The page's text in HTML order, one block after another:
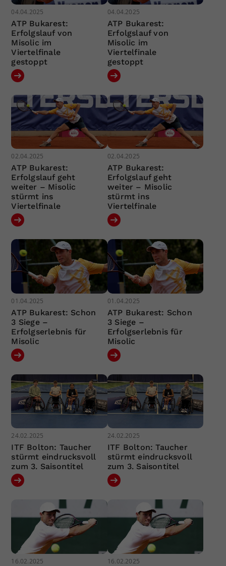
04.04.2025
ATP Bukarest:
Erfolgslauf von
Misolic im
Viertelfinale
gestoppt
04.04.2025
ATP Bukarest:
Erfolgslauf von
Misolic im
Viertelfinale
gestoppt
02.04.2025
ATP Bukarest:
Erfolgslauf geht
weiter – Misolic
stürmt ins
Viertelfinale
02.04.2025
ATP Bukarest:
Erfolgslauf geht
weiter – Misolic
stürmt ins
Viertelfinale
01.04.2025
ATP Bukarest: Schon
3 Siege –
Erfolgserlebnis für
Misolic
01.04.2025
ATP Bukarest: Schon
3 Siege –
Erfolgserlebnis für
Misolic
24.02.2025
ITF Bolton: Taucher
stürmt eindrucksvoll
zum 3. Saisontitel
24.02.2025
ITF Bolton: Taucher
stürmt eindrucksvoll
zum 3. Saisontitel
16.02.2025 16.02.2025